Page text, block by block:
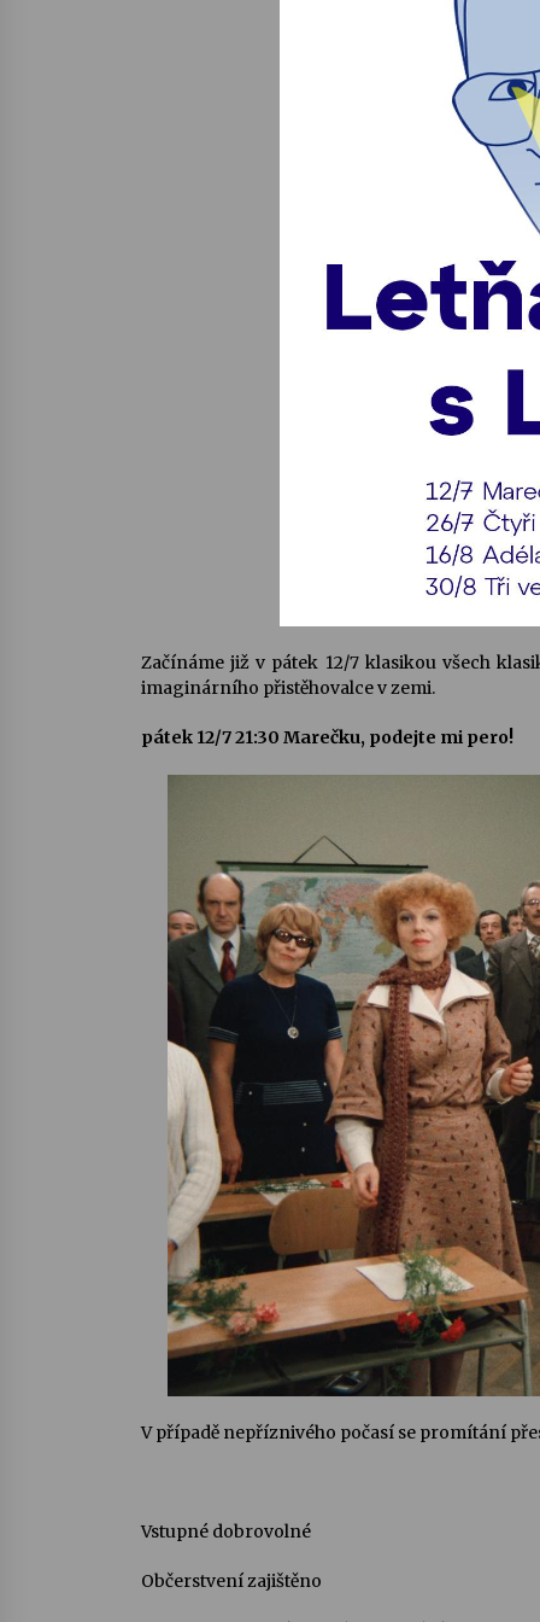
Začínáme již v pátek 12/7 klasikou všech
imaginárního přistěhovalce v zemi.
pátek 12/7 21:30 Marečku, podejte mi pero!
V případě nepříznivého počasí se promítání
Vstupné dobrovolné
Občerstvení zajištěno